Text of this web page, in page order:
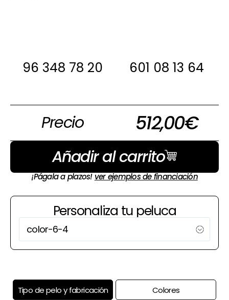
96 348 78 20 601 08 13 64
Precio 512,00€
Añadir al carrito
¡Págala a plazos! ver ejemplos de financiación
Personaliza tu peluca
Tipo de pelo y fabricación Colores